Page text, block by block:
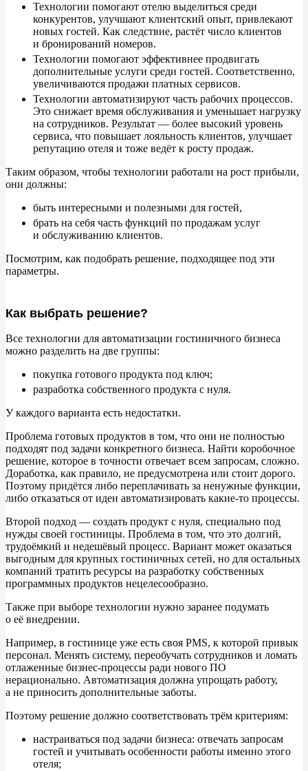
Технологии помогают отелю выделиться среди
конкурентов, улучшают клиентский опыт, привлекают
новых гостей. Как следствие, растёт число клиентов
и бронирований номеров.
Технологии помогают эффективнее продвигать
дополнительные услуги среди гостей. Соответственно,
увеличиваются продажи платных сервисов.
Технологии автоматизируют часть рабочих процессов.
Это снижает время обслуживания и уменьшает нагрузку
на сотрудников. Результат — более высокий уровень
сервиса, что повышает лояльность клиентов, улучшает
репутацию отеля и тоже ведёт к росту продаж.
Таким образом, чтобы технологии работали на рост прибыли,
они должны:
быть интересными и полезными для гостей,
брать на себя часть функций по продажам услуг
и обслуживанию клиентов.
Посмотрим, как подобрать решение, подходящее под эти
параметры.
Как выбрать решение?
Все технологии для автоматизации гостиничного бизнеса
можно разделить на две группы:
покупка готового продукта под ключ;
разработка собственного продукта с нуля.
У каждого варианта есть недостатки.
Проблема готовых продуктов в том, что они не полностью
подходят под задачи конкретного бизнеса. Найти коробочное
решение, которое в точности отвечает всем запросам, сложно.
Доработка, как правило, не предусмотрена или стоит дорого.
Поэтому придётся либо переплачивать за ненужные функции,
либо отказаться от идеи автоматизировать какие-то процессы.
Второй подход — создать продукт с нуля, специально под
нужды своей гостиницы. Проблема в том, что это долгий,
трудоёмкий и недешёвый процесс. Вариант может оказаться
выгодным для крупных гостиничных сетей, но для остальных
компаний тратить ресурсы на разработку собственных
программных продуктов нецелесообразно.
Также при выборе технологии нужно заранее подумать
о её внедрении.
Например, в гостинице уже есть своя PMS, к которой привык
персонал. Менять систему, переобучать сотрудников и ломать
отлаженные бизнес-процессы ради нового ПО
нерационально. Автоматизация должна упрощать работу,
а не приносить дополнительные заботы.
Поэтому решение должно соответствовать трём критериям:
настраиваться под задачи бизнеса: отвечать запросам
гостей и учитывать особенности работы именно этого
отеля;